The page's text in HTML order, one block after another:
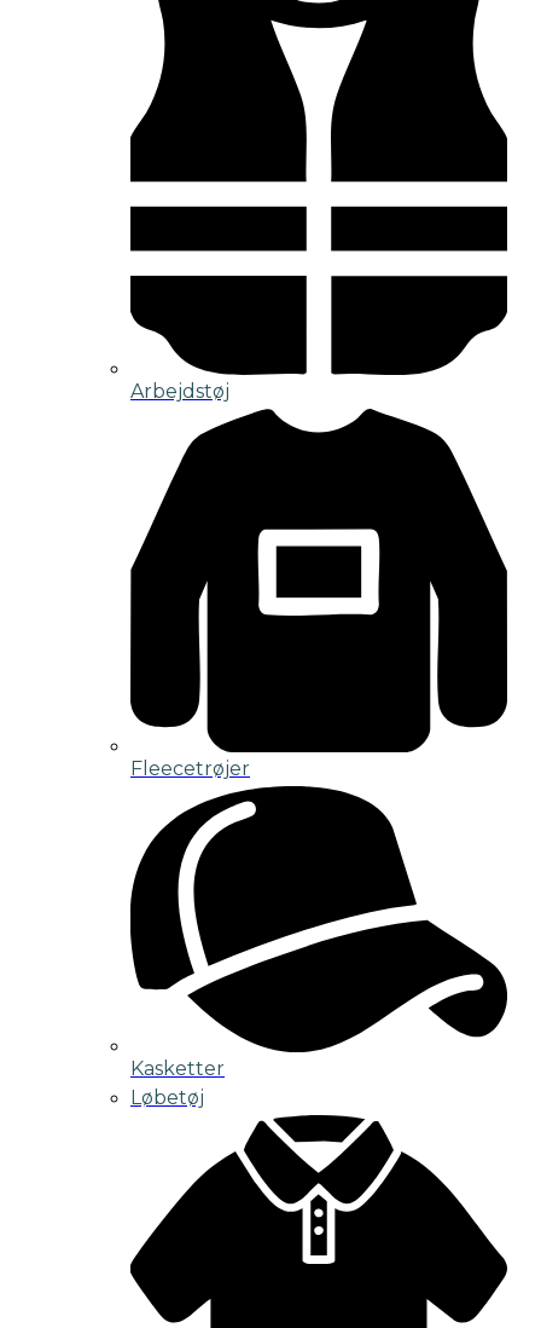
Arbejdstøj
Fleecetrøjer
Kasketter
Løbetøj